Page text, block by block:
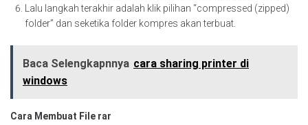
Lalu langkah terakhir adalah klik pilihan “compressed (zipped)
folder” dan seketika folder kompres akan terbuat.
Baca Selengkapnnya cara sharing printer di
windows
Cara Membuat File rar